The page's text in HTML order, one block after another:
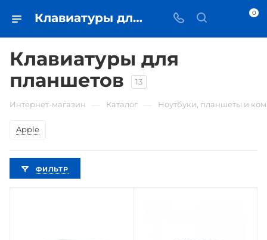
Клавиатуры для планшетов • купить в Самаре по низкой цене - iЧехол 0
Клавиатуры для
планшетов
13
Интернет-магазин Каталог Ноутбуки, планшеты и
Apple
ФИЛЬТР